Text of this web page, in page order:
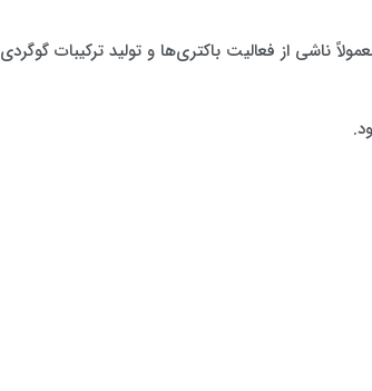
ناشی از فعالیت باکتری‌ها و تولید ترکیبات گوگردی